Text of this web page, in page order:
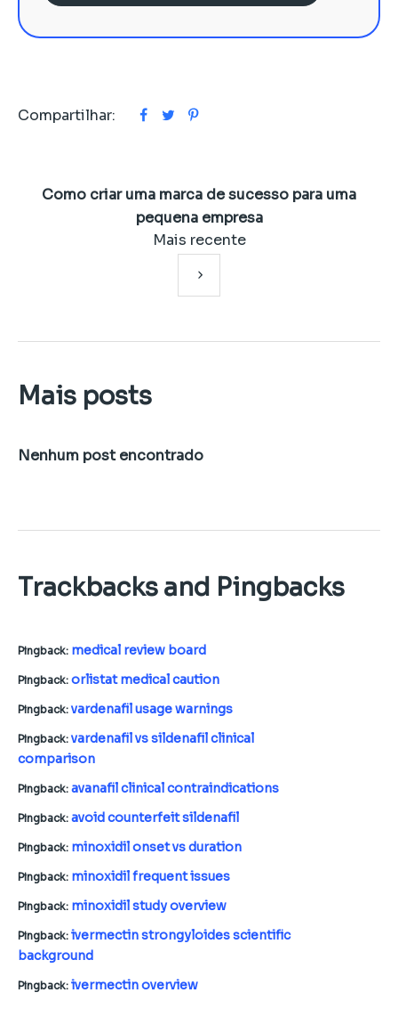
Compartilhar:
Como criar uma marca de sucesso para uma
pequena empresa
Mais recente
Mais posts
Nenhum post encontrado
Trackbacks and Pingbacks
Pingback: medical review board
Pingback: orlistat medical caution
Pingback: vardenafil usage warnings
Pingback: vardenafil vs sildenafil clinical
comparison
Pingback: avanafil clinical contraindications
Pingback: avoid counterfeit sildenafil
Pingback: minoxidil onset vs duration
Pingback: minoxidil frequent issues
Pingback: minoxidil study overview
Pingback: ivermectin strongyloides scientific
background
Pingback: ivermectin overview